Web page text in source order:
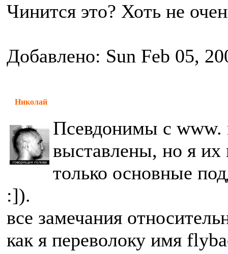
Чинится это? Хоть не
Добавлено: Sun Feb 05,
Николай
Псевдонимы с www.
выставлены, но я их
только основные
:]).
все замечания
как я переволоку имя